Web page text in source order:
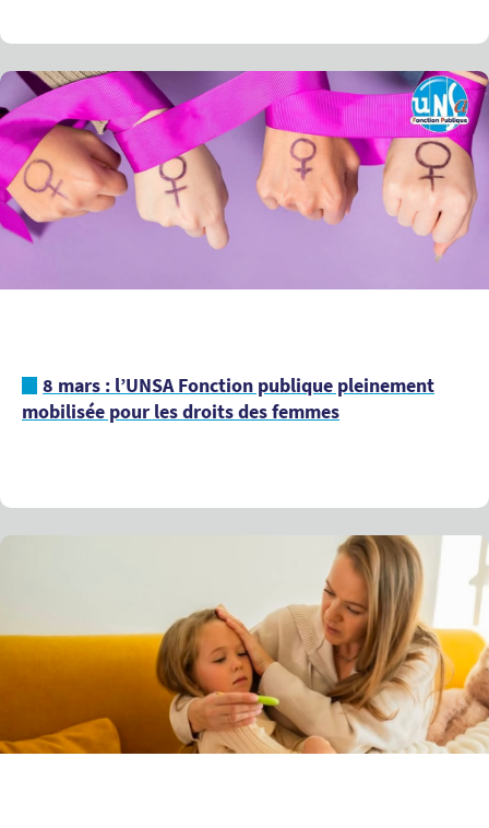
8 mars : l’UNSA Fonction publique pleinement
mobilisée pour les droits des femmes